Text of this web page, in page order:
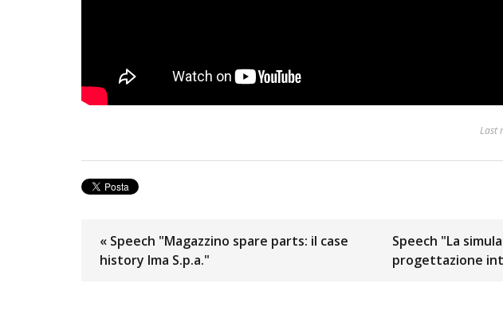
Last
« Speech "Magazzino spare parts: il case
history Ima S.p.a."
Speech "La
progettazione